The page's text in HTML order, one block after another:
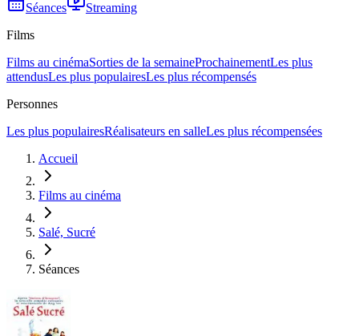
Séances
Streaming
Films
Films au cinémaSorties de la semaineProchainementLes plus
attendusLes plus populairesLes plus récompensés
Personnes
Les plus populairesRéalisateurs en salleLes plus récompensées
Accueil
Films au cinéma
Salé, Sucré
Séances